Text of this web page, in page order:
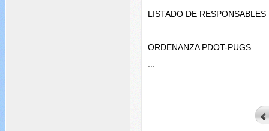
LISTADO DE
ORDENANZA PDOT-PUGS